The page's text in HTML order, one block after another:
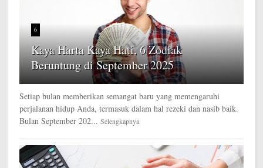
6
Kaya Harta Kaya Hati, 6 Zodiak
Beruntung di September 2025
Setiap bulan memberikan semangat baru yang memengaruhi
perjalanan hidup Anda, termasuk dalam hal rezeki dan nasib baik.
Bulan September 202... Selengkapnya